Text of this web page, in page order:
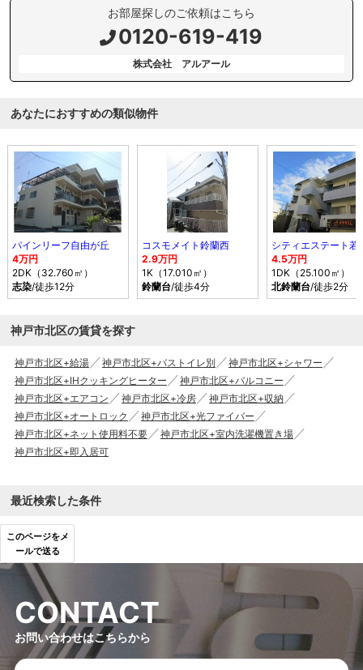
お部屋探しのご依頼はこちら
0120-619-419
株式会社 アルアール
あなたにおすすめの類似物件
パインリーフ自由が丘
4万円
2DK（32.760㎡）
志染/徒歩12分
コスモメイト鈴蘭西
2.9万円
1K（17.010㎡）
鈴蘭台/徒歩4分
シティエステート若
4.5万円
1DK（25.100㎡）
北鈴蘭台/徒歩2分
神戸市北区の賃貸を探す
神戸市北区+給湯 神戸市北区+バストイレ別
神戸市北区+シャワー
神戸市北区+IHクッキングヒーター
神戸市北区+バルコニー
神戸市北区+エアコン
神戸市北区+冷房
神戸市北区+収納
神戸市北区+オートロック
神戸市北区+光ファイバー
神戸市北区+ネット使用料不要
神戸市北区+室内洗濯機置き場
神戸市北区+即入居可
最近検索した条件
このページをメ
ールで送る
CONTACT
お問い合わせはこちらから